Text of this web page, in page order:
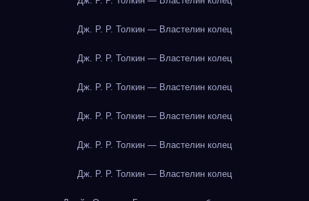
Дж. Р. Р. Толкин — Властелин колец
Дж. Р. Р. Толкин — Властелин колец
Дж. Р. Р. Толкин — Властелин колец
Дж. Р. Р. Толкин — Властелин колец
Дж. Р. Р. Толкин — Властелин колец
Дж. Р. Р. Толкин — Властелин колец